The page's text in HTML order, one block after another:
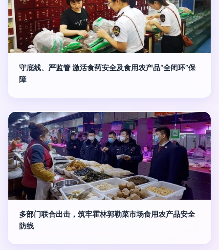
守底线、严监管 激活食药安全及食用农产品“全闭环”保
障
多部门联合出击，筑牢霍林郭勒菜市场食用农产品安全
防线